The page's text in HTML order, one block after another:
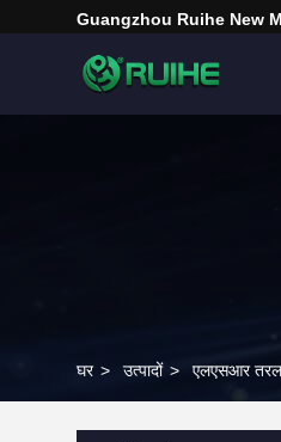
Guangzhou Ruihe New
घर > उत्पादों > एलएसआर तरल